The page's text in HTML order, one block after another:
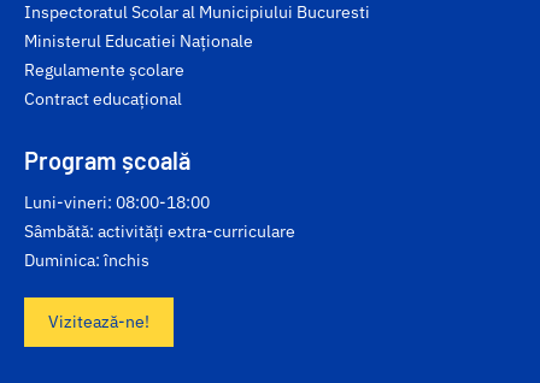
Inspectoratul Scolar al Municipiului Bucuresti
Ministerul Educatiei Naționale
Regulamente școlare
Contract educațional
Program școală
Luni-vineri: 08:00-18:00
Sâmbătă: activități extra-curriculare
Duminica: închis
Vizitează-ne!